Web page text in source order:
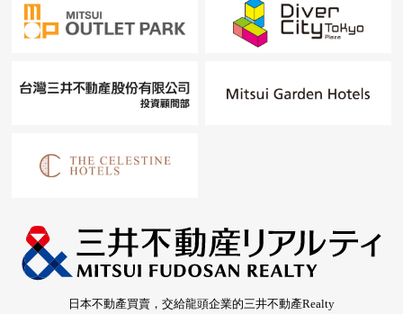
日本不動產買賣，交給龍頭企業的三井不動產Realty